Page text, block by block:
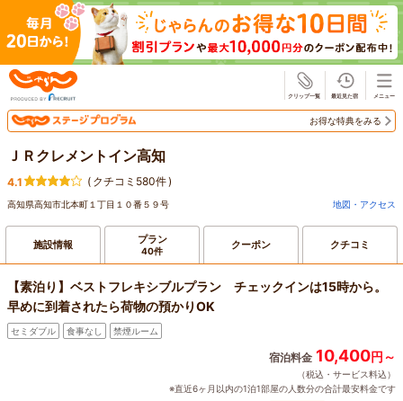
お得な特典をみる
ＪＲクレメントイン高知
4.1 ( クチコミ580件)
高知県高知市北本町１丁目１０番５９号 地図・アクセス
施設情報 プラン
40件 クーポン クチコミ
【素泊り】ベストフレキシブルプラン チェックインは15時から。
早めに到着されたら荷物の預かりOK
セミダブル 食事なし 禁煙ルーム
宿泊料金 10,400円～
（税込・サービス料込）
※直近6ヶ月以内の1泊1部屋の人数分の合計最安料金です